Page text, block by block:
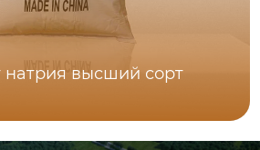
натрия высший сорт